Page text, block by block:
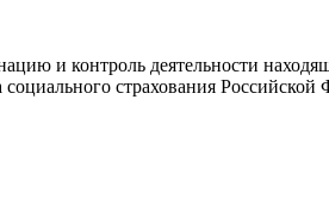
и контроль деятельности
страхования Российской